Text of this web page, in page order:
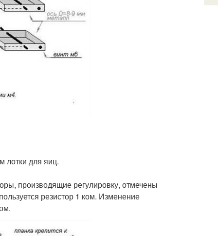
лотки для яиц.
производящие регулировку, отмечены
резистор 1 ком. Изменение